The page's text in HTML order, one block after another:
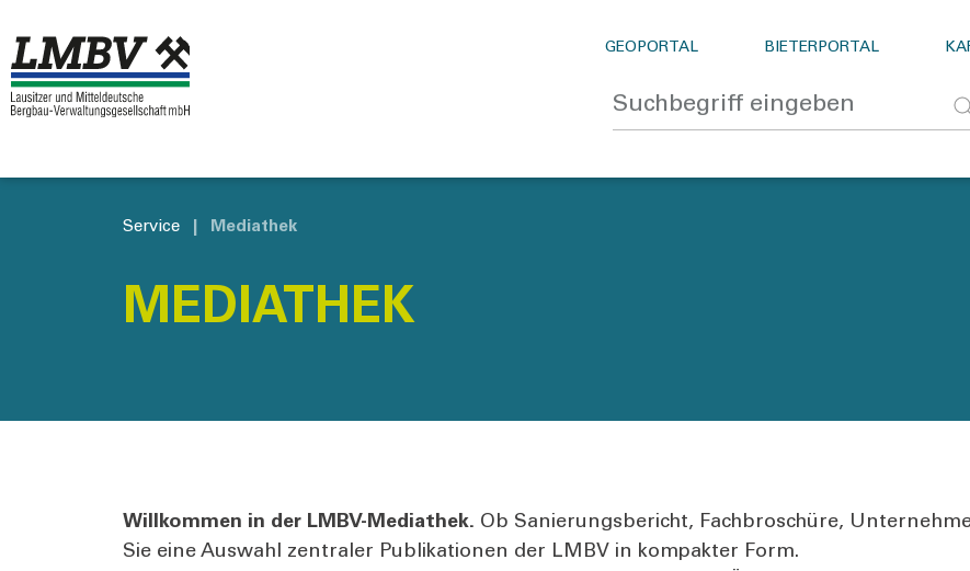
GEOPORTAL BIETERPORTAL
Service Mediathek
MEDIATHEK
Will­kom­men in der LMBV-Media­thek. Ob Sanie­rungs­be­richt, Fach­bro­schü­re,
Sie eine Aus­wahl zen­tra­ler Publi­ka­tio­nen der LMBV in kom­pak­ter Form.